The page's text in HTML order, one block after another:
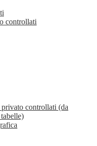
controllati
controllati (da